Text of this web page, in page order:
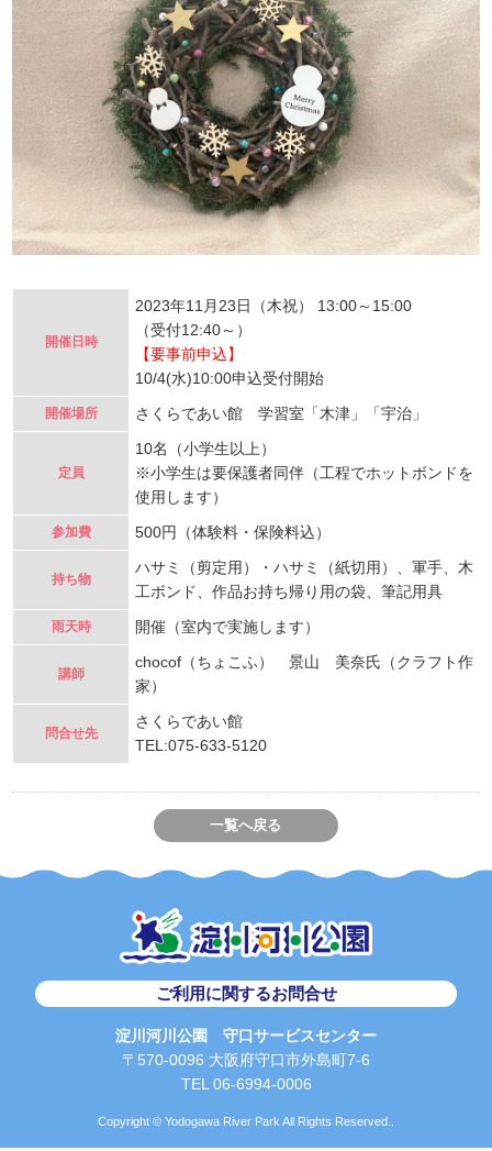
開催日時
2023年11月23日（木祝） 13:00～15:00
（受付12:40～）
【要事前申込】
10/4(水)10:00申込受付開始
開催場所 さくらであい館 学習室「木津」「宇治」
定員
10名（小学生以上）
※小学生は要保護者同伴（工程でホットボンドを
使用します）
参加費 500円（体験料・保険料込）
持ち物
ハサミ（剪定用）・ハサミ（紙切用）、軍手、木
工ボンド、作品お持ち帰り用の袋、筆記用具
雨天時 開催（室内で実施します）
講師
chocof（ちょこふ） 景山 美奈氏（クラフト作
家）
問合せ先
さくらであい館
TEL:075-633-5120
一覧へ戻る
ご利用に関するお問合せ
淀川河川公園 守口サービスセンター
〒570-0096 大阪府守口市外島町7-6
TEL 06-6994-0006
Copyright © Yodogawa River Park All Rights Reserved..